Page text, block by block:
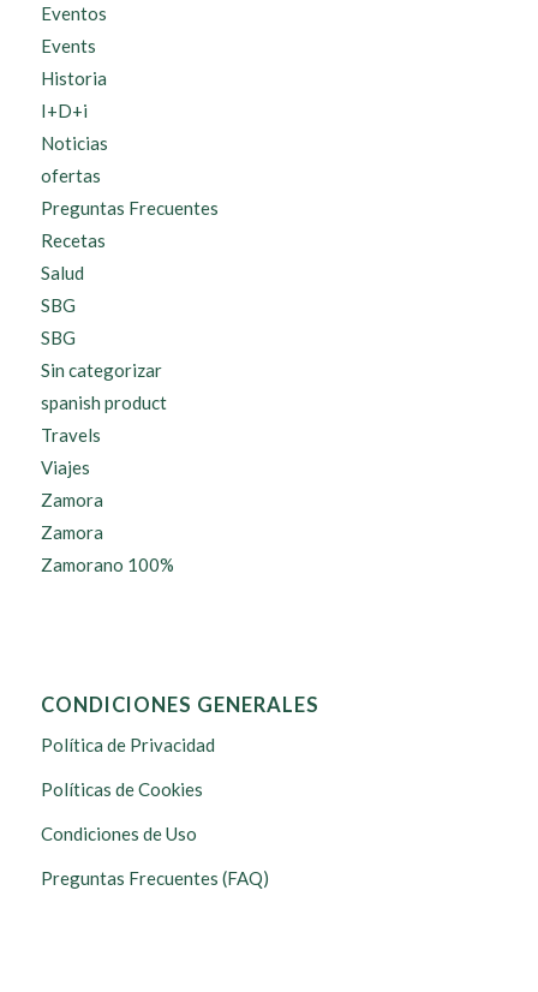
Eventos
Events
Historia
I+D+i
Noticias
ofertas
Preguntas Frecuentes
Recetas
Salud
SBG
SBG
Sin categorizar
spanish product
Travels
Viajes
Zamora
Zamora
Zamorano 100%
CONDICIONES GENERALES
Política de Privacidad
Políticas de Cookies
Condiciones de Uso
Preguntas Frecuentes (FAQ)